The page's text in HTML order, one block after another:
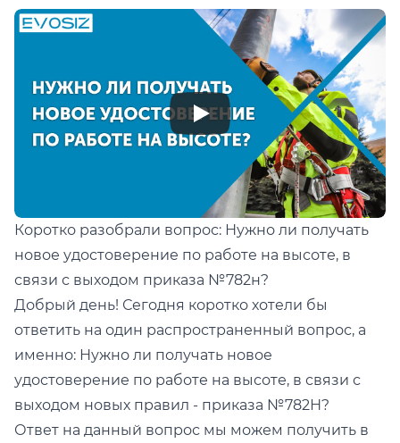
Коротко разобрали вопрос: Нужно ли получать
новое удостоверение по работе на высоте, в
связи с выходом приказа №782н?
Добрый день! Сегодня коротко хотели бы
ответить на один распространенный вопрос, а
именно: Нужно ли получать новое
удостоверение по работе на высоте, в связи с
выходом новых правил - приказа №782Н?
Ответ на данный вопрос мы можем получить в